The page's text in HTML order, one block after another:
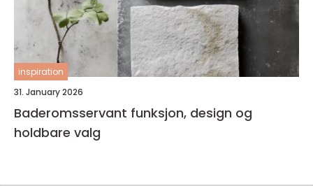
inspiration
31. January 2026
Baderomsservant funksjon, design og
holdbare valg